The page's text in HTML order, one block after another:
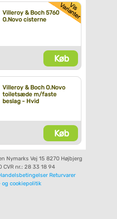
Villeroy & Boch 5760
O.Novo cisterne
Køb
Villeroy & Boch O.Novo
toiletsæde m/faste
beslag - Hvid
Køb
Nymarks Vej 15 8270 Højbjerg
CVR nr.: 28 33 18 94
Returvarer
og cookiepolitik